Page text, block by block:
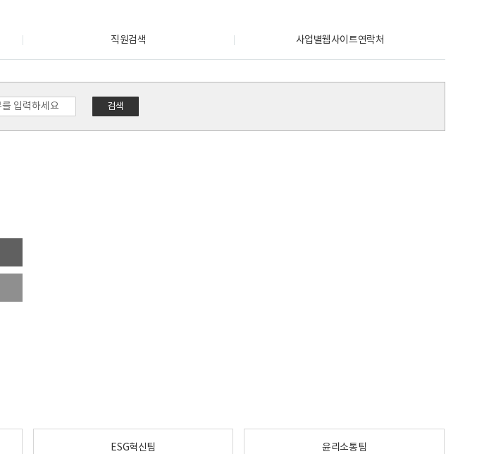
직원검색 사업별웹사이트연락처
검색
ESG혁신팀 윤리소통팀